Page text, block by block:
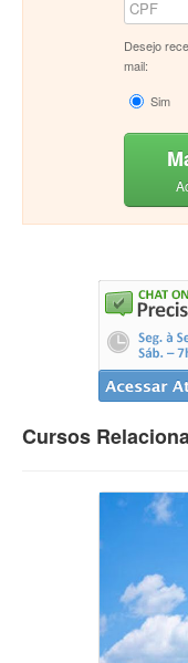
Desejo
mail:
Sim
Cursos